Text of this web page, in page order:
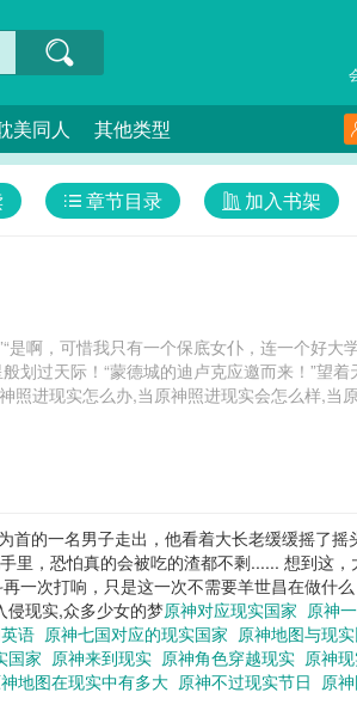
美同人 其他类型
加入书架
章节目录
是啊，可惜我只有一个保底女仆，连一个好大
划过天际！“蒙德城的迪卢克应邀而来！”望着
的一名男子走出，他看着大长老缓缓摇了摇
里，恐怕真的会被吃的渣都不剩...... 想到这
一次打响，只是这一次不需要羊世昌在做什
侵现实,众多少女的梦原神对应现实国家 原神
语 原神七国对应的现实国家 原神地图与现
国家 原神来到现实 原神角色穿越现实 原神
地图在现实中有多大 原神不过现实节日 原